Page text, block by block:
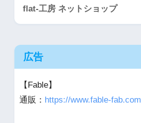
flat-工房 ネットショップ
広告
【Fable】
通販： https://www.fable-fab.com